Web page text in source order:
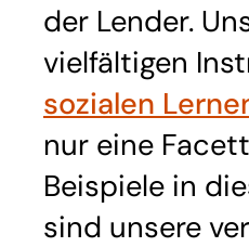
der Lender.
vielfältigen
sozialen
nur eine
Beispiele in
sind unsere